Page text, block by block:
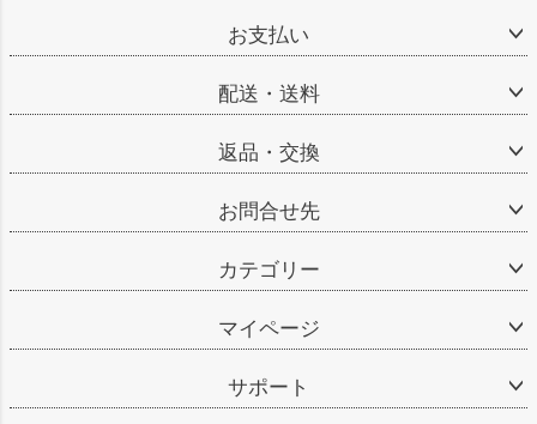
お支払い
配送・送料
返品・交換
お問合せ先
カテゴリー
マイページ
サポート